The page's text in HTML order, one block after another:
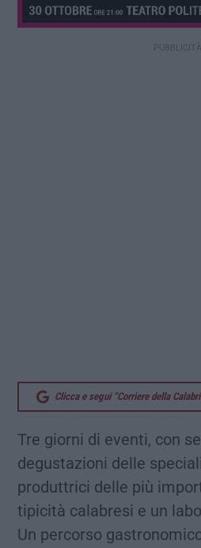
Clicca e segui “Corriere della
Tre giorni di eventi, con
degustazioni delle
produttrici delle più
tipicità calabresi e un
Un percorso